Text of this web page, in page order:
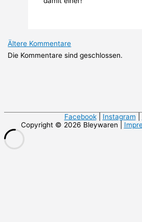
Neuere
Kommentare
Ältere Kommentare
Die Kommentare sind geschlossen.
Facebook| Instagram
Copyright © 2026 Bleywaren |